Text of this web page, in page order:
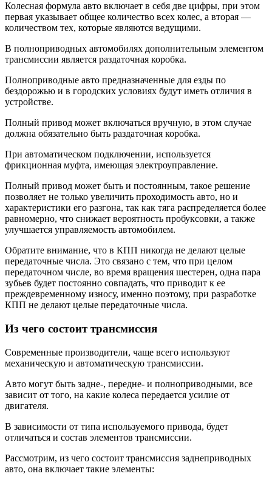
Колесная формула авто включает в себя две цифры, при этом
первая указывает общее количество всех колес, а вторая —
количеством тех, которые являются ведущими.
В полноприводных автомобилях дополнительным элементом
трансмиссии является раздаточная коробка.
Полноприводные авто предназначенные для езды по
бездорожью и в городских условиях будут иметь отличия в
устройстве.
Полный привод может включаться вручную, в этом случае
должна обязательно быть раздаточная коробка.
При автоматическом подключении, используется
фрикционная муфта, имеющая электроуправление.
Полный привод может быть и постоянным, такое решение
позволяет не только увеличить проходимость авто, но и
характеристики его разгона, так как тяга распределяется более
равномерно, что снижает вероятность пробуксовки, а также
улучшается управляемость автомобилем.
Обратите внимание, что в КПП никогда не делают целые
передаточные числа. Это связано с тем, что при целом
передаточном числе, во время вращения шестерен, одна пара
зубьев будет постоянно совпадать, что приводит к ее
преждевременному износу, именно поэтому, при разработке
КПП не делают целые передаточные числа.
Из чего состоит трансмиссия
Современные производители, чаще всего используют
механическую и автоматическую трансмиссии.
Авто могут быть задне-, передне- и полноприводными, все
зависит от того, на какие колеса передается усилие от
двигателя.
В зависимости от типа используемого привода, будет
отличаться и состав элементов трансмиссии.
Рассмотрим, из чего состоит трансмиссия заднеприводных
авто, она включает такие элементы: